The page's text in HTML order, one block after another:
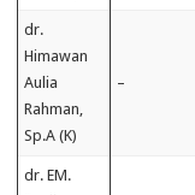
dr.
Himawan
Aulia
Rahman,
Sp.A (K)
–
dr. EM.